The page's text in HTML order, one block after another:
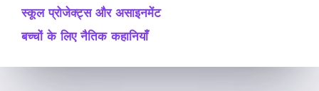
स्कूल प्रोजेक्ट्स और असाइनमेंट
बच्चों के लिए नैतिक कहानियाँ